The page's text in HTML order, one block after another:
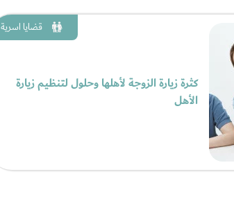
قضايا اسرية
كثرة زيارة الزوجة لأهلها وحلول لتنظيم زيارة
الأهل